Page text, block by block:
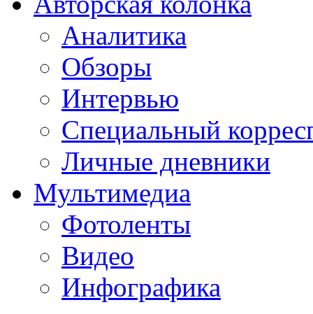
Аналитика
Обзоры
Интервью
Специальный
Личные дневники
Мультимедиа
Фотоленты
Видео
Инфографика